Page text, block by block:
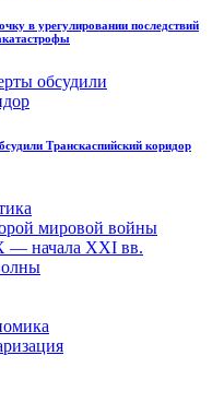
в урегулировании последствий
Транскаспийский коридор
мировой войны
— начала XXI вв.